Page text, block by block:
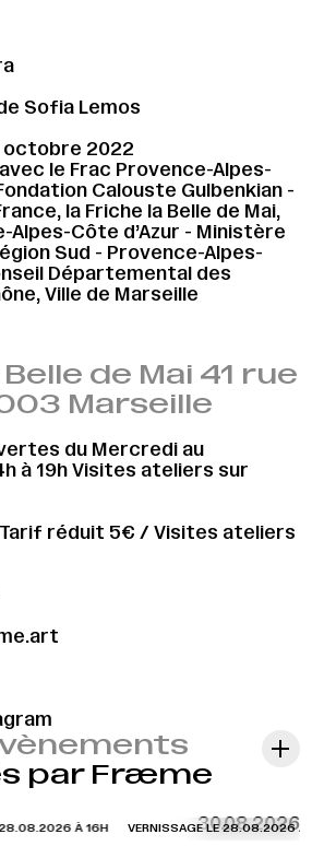
Sofia Lemos
octobre 2022
le Frac Provence-Alpes-
Calouste Gulbenkian -
la Friche la Belle de Mai,
Alpes-Côte d’Azur - Ministère
Sud - Provence-Alpes-
Départemental des
Ville de Marseille
de Mai 41 rue
Marseille
du Mercredi au
à 19h Visites ateliers sur
réduit 5€ / Visites ateliers
par Fræme
30.08.2026
À 16H VERNISSAGE LE 28.08.2026 À 16H